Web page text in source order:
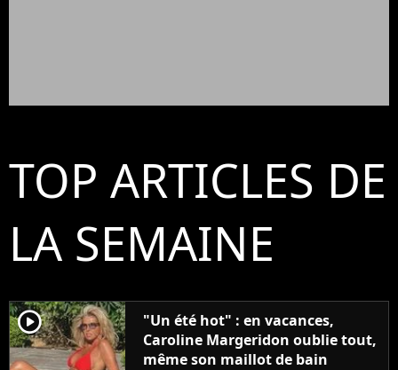
TOP ARTICLES DE
LA SEMAINE
player2
"Un été hot" : en vacances,
Caroline Margeridon oublie tout,
même son maillot de bain